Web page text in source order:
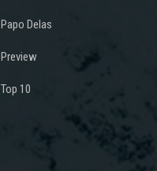
Papo Delas
Preview
Top 10